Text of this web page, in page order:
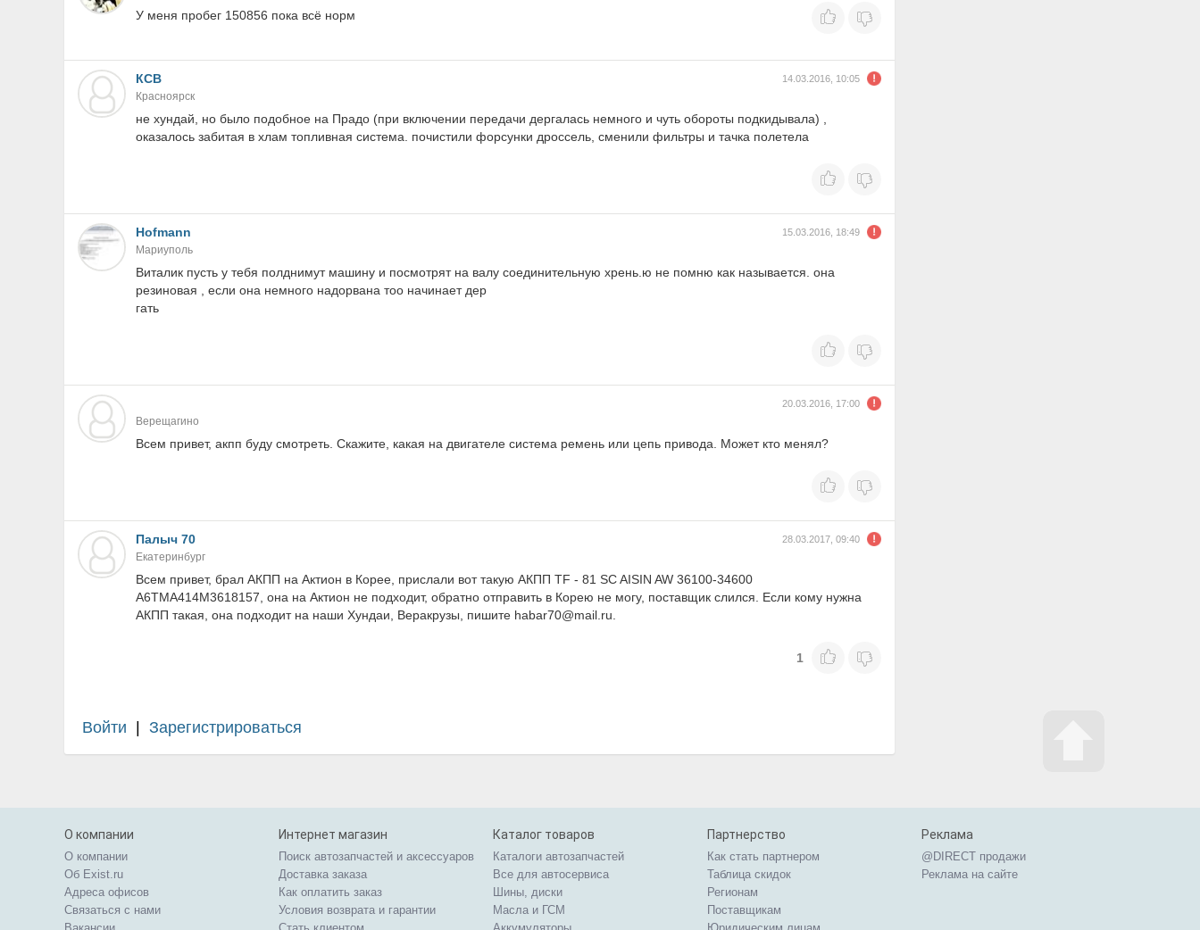
У меня пробег 150856 пока всё норм
КСВ 14.03.2016, 10:05
Красноярск
не хундай, но было подобное на Прадо (при включении передачи дергалась немного и чуть обороты подкидывала) ,
оказалось забитая в хлам топливная система. почистили форсунки дроссель, сменили фильтры и тачка полетела
Hofmann 15.03.2016, 18:49
Мариуполь
Виталик пусть у тебя полднимут машину и посмотрят на валу соединительную хрень.ю не помню как называется. она
резиновая , если она немного надорвана тоо начинает дер
гать
20.03.2016, 17:00
Верещагино
Всем привет, акпп буду смотреть. Скажите, какая на двигателе система ремень или цепь привода. Может кто менял?
Палыч 70 28.03.2017, 09:40
Екатеринбург
Всем привет, брал АКПП на Актион в Корее, прислали вот такую АКПП TF - 81 SC AISIN AW 36100-34600
А6ТМА414М3618157, она на Актион не подходит, обратно отправить в Корею не могу, поставщик слился. Если кому нужна
АКПП такая, она подходит на наши Хундаи, Веракрузы, пишите habar70@mail.ru.
1
Войти Зарегистрироваться
О компании
О компании
Об Exist.ru
Адреса офисов
Связаться с нами
Интернет магазин
Поиск автозапчастей и аксессуаров
Доставка заказа
Как оплатить заказ
Условия возврата и гарантии
Каталог товаров
Каталоги автозапчастей
Все для автосервиса
Шины, диски
Масла и ГСМ
Партнерство
Как стать партнером
Таблица скидок
Регионам
Поставщикам
Реклама
@DIRECT продажи
Реклама на сайте